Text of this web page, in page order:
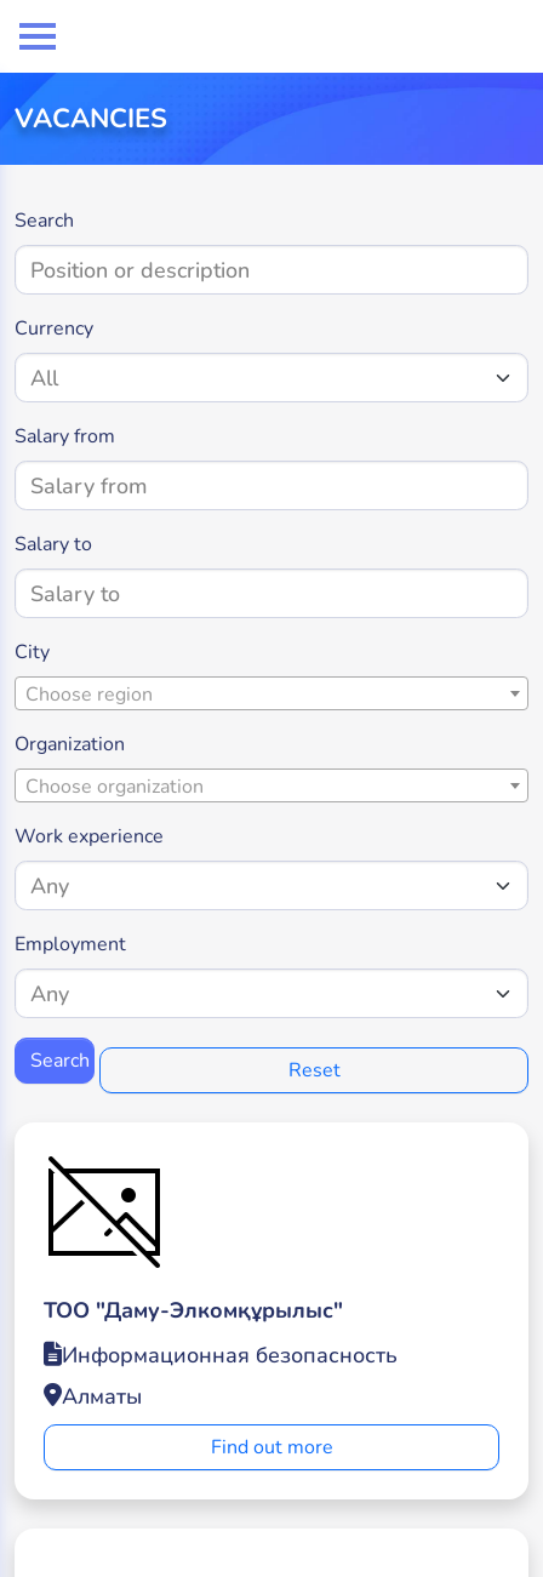
VACANCIES
Search
Currency
Salary from
Salary to
City
Choose region
Organization
Choose organization
Work experience
Employment
Search Reset
ТОО "Даму-Элкомқұрылыс"
Информационная безопасность
Алматы
Find out more